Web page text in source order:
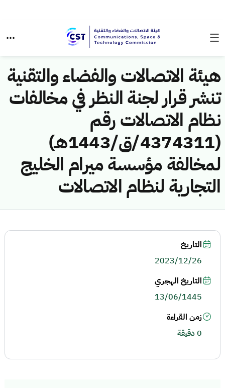
هيئة الاتصالات والفضاء والتقنية
تنشر قرار لجنة النظر في مخالفات
نظام الاتصالات رقم
(4374311/ق/1443هـ)
لمخالفة مؤسسة ميرام الخليج
التجارية لنظام الاتصالات
التاريخ
2023/12/26
التاريخ الهجري
13/06/1445
زمن القراءة
0 دقيقة